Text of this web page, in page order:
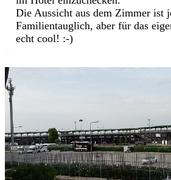
Die Aussicht aus dem Zimmer ist
Familientauglich, aber für das
echt cool! :-)